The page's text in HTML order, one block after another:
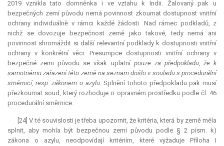
2019 vznikla tato domněnka i ve vztahu k Indii. Žalovaný pak u
bezpečných zemí původu nemá povinnost zkoumat dostupnost vnitřní
ochrany individuálně v rámci každé žádosti. Nad rámec podkladů, z
nichž se dovozuje bezpečnost země jako takové, tedy nemá ani
povinnost shromáždit si další relevantnípodklady k dostupnosti vnitřní
ochrany v konkrétní věci. Presumpce dostupnosti vnitřní ochrany v
bezpečné zemi původu se však uplatní pouze za předpokladu, že k
samotnému zařazení této země na seznam došlo v souladu s procedurální
směrnicí, resp. zákonem o azylu. Splnění tohoto předpokladu pak musí
přezkoumat soud, který rozhoduje o opravném prostředku podle čl. 46
procedurální směrnice.
[24] V té souvislosti je třeba upozornit, že kritéria, která by země měla
splnit, aby mohla být bezpečnou zemí původu podle § 2 písm. k)
zákona o azylu, neodpovídají kritériím, které vyžaduje Příloha I